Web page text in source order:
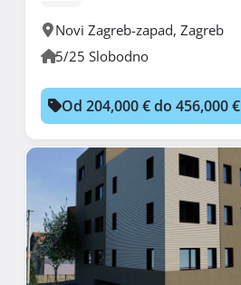
Novi Zagreb-zapad, Zagreb
5/25 Slobodno
Od 204,000 € do 456,000 €